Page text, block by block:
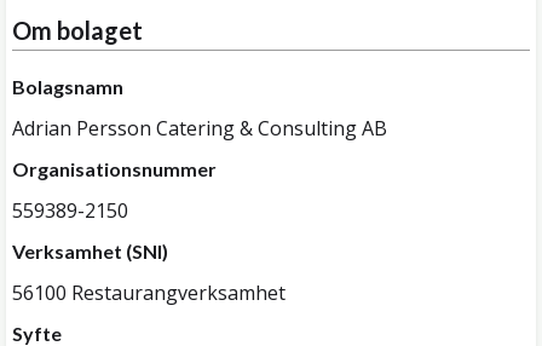
Om bolaget
Bolagsnamn
Adrian Persson Catering & Consulting AB
Organisationsnummer
559389-2150
Verksamhet (SNI)
56100 Restaurangverksamhet
Syfte